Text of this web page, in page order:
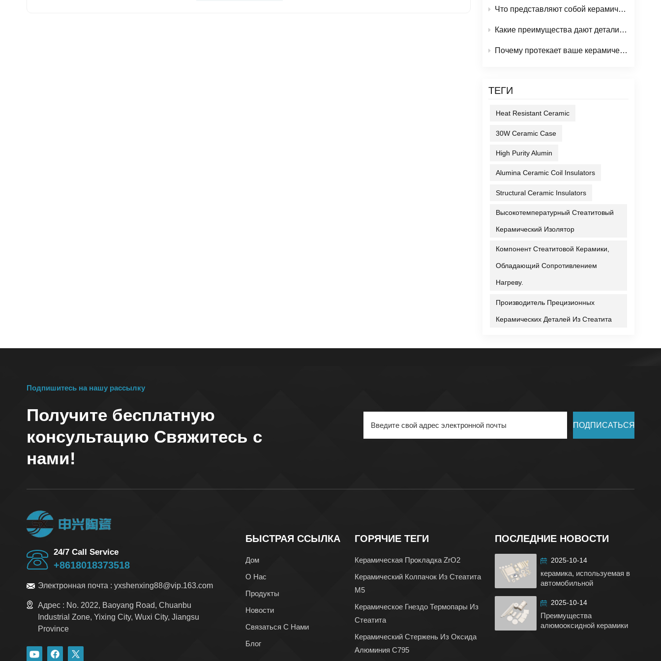
Что представляют собой керамические шарики из оксида алюминия и каковы их основные области промышленного применения?
Какие преимущества дают детали из оксида алюминия в современных промышленных приложениях?
Почему протекает ваше керамическое уплотнительное кольцо? (И как это предотвратить)
ТЕГИ
Heat Resistant Ceramic
30W Ceramic Case
High Purity Alumin
Alumina Ceramic Coil Insulators
Structural Ceramic Insulators
Высокотемпературный Стеатитовый
Керамический Изолятор
Компонент Стеатитовой Керамики,
Обладающий Сопротивлением
Нагреву.
Производитель Прецизионных
Керамических Деталей Из Стеатита
Подпишитесь на нашу рассылку
Получите бесплатную
консультацию Свяжитесь с
нами!
ПОДПИСАТЬСЯ
24/7 Call Service
+8618018373518
Электронная почта :yxshenxing88@vip.163.com
Адрес : No. 2022, Baoyang Road, Chuanbu
Industrial Zone, Yixing City, Wuxi City, Jiangsu
Province
БЫСТРАЯ ССЫЛКА
Дом
О Нас
Продукты
Новости
Связаться С Нами
Блог
ГОРЯЧИЕ ТЕГИ
Керамическая Прокладка ZrO2
Керамический Колпачок Из Стеатита
М5
Керамическое Гнездо Термопары Из
Стеатита
Керамический Стержень Из Оксида
Алюминия C795
ПОСЛЕДНИЕ НОВОСТИ
2025-10-14
керамика, используемая в
автомобильной
2025-10-14
Преимущества
алюмооксидной керамики